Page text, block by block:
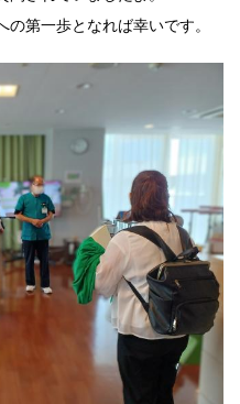
第一歩となれば幸いです。